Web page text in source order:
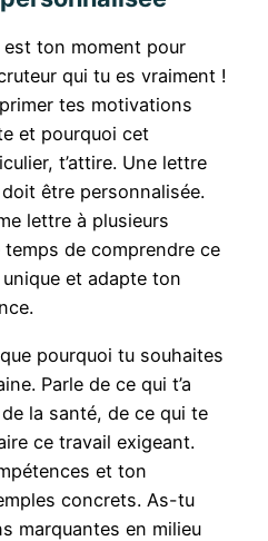
ton moment pour
qui tu es vraiment !
tes motivations
et pourquoi cet
t’attire. Une lettre
être personnalisée.
lettre à plusieurs
de comprendre ce
et adapte ton
pourquoi tu souhaites
Parle de ce qui t’a
la santé, de ce qui te
ce travail exigeant.
et ton
concrets. As-tu
marquantes en milieu